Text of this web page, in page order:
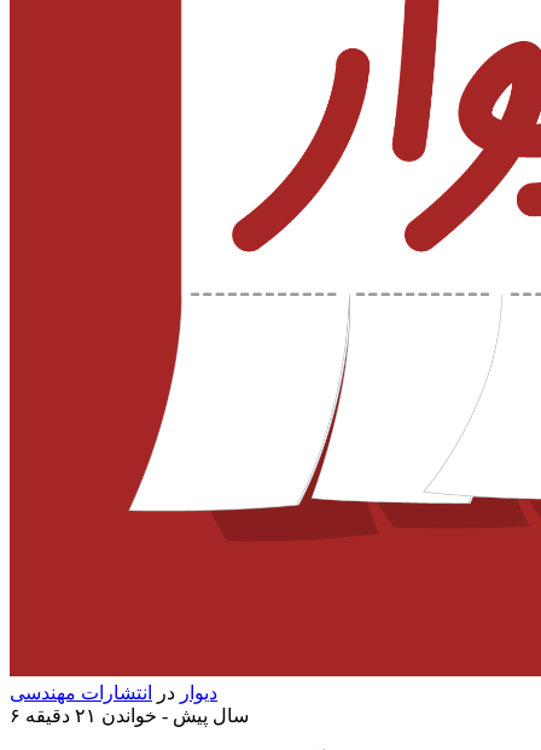
دیوار در
انتشارات مهندسی
۶ سال پیش - خواندن ۲۱ دقیقه